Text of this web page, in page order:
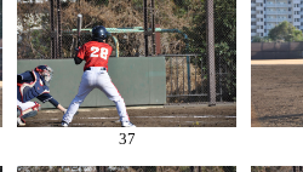
37